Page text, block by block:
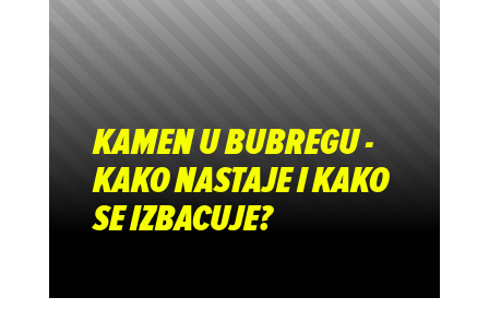
KAMEN U BUBREGU -
KAKO NASTAJE I KAKO
SE IZBACUJE?